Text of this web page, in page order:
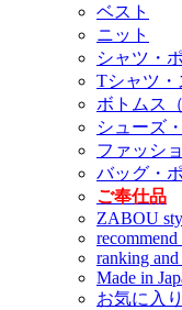
ベスト
ニット
シャツ・
Tシャツ・
ボトムス
シューズ
ファッシ
バッグ・
ご奉仕品
ZABOU
recommend
ranking and
Made in
お気に入